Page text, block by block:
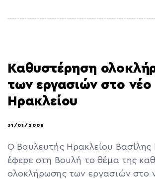
Καθυστέρηση
των εργασιών στο
Ηρακλείου
31/01/2008
Ο Βουλευτής Ηρακλείου Βασίλης
έφερε στη Βουλή το θέμα της
ολοκλήρωσης των εργασιών στο